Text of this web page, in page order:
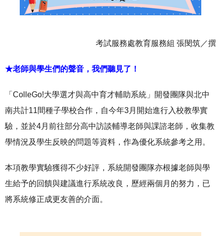
考試服務處教育服務組 張閔筑／撰
★老師與學生們的聲音，我們聽見了！
「ColleGo!大學選才與高中育才輔助系統」開發團隊與北中
南共計11間種子學校合作，自今年3月開始進行入校教學實
驗，並於4月前往部分高中訪談輔導老師與課諮老師，收集教
學情況及學生反映的問題等資料，作為優化系統參考之用。
本項教學實驗獲得不少好評，系統開發團隊亦根據老師與學
生給予的回饋與建議進行系統改良，歷經兩個月的努力，已
將系統修正成更友善的介面。